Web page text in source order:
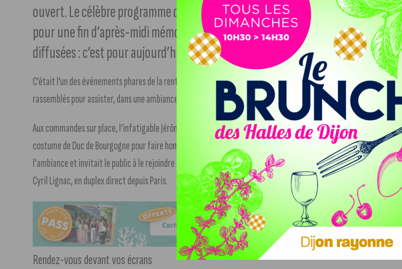
ouvert. Le célèbre programme de M6, « Tous en Cuisine », y avait posé ses valises
pour une fin d’après-midi mémorable. On sait enfin quand les images seront
diffusées : c’est pour aujourd’hui !
C’était l’un des événements phares de la rentrée passée. Le mercredi 3 septembre, de nombreux Dijonnais s’étaient
rassemblés pour assister, dans une ambiance festive, à l’enregistrement de la célèbre émission culinaire de M6.
Aux commandes sur place, l’infatigable Jérôme Anthony n’avait pas hésité à donner de sa personne en enfilant un
costume de Duc de Bourgogne pour faire honneur à notre histoire locale. Depuis son food-truck coloré, il gérait
l’ambiance et invitait le public à le rejoindre derrière les fourneaux, le tout sous le regard et les consignes du chef
Cyril Lignac, en duplex direct depuis Paris.
Rendez-vous devant vos écrans